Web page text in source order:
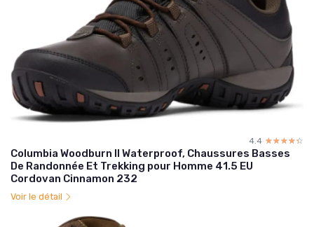
4.4 ☆☆☆☆☆
★★★★★
Columbia Woodburn II Waterproof, Chaussures Basses
De Randonnée Et Trekking pour Homme 41.5 EU
Cordovan Cinnamon 232
Voir le détail